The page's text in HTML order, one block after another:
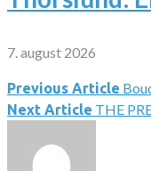
7. august 2026
Previous Article
Next Article THE